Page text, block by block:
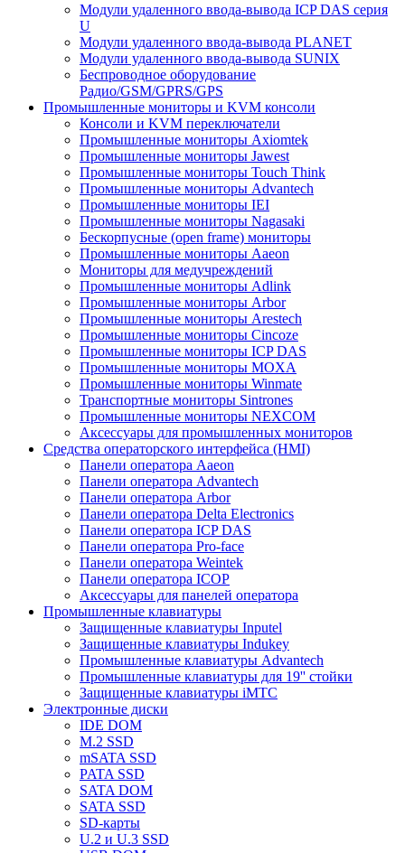
Модули удаленного ввода-вывода ICP DAS серия
U
Модули удаленного ввода-вывода PLANET
Модули удаленного ввода-вывода SUNIX
Беспроводное оборудование
Радио/GSM/GPRS/GPS
Промышленные мониторы и KVM консоли
Консоли и KVM переключатели
Промышленные мониторы Axiomtek
Промышленные мониторы Jawest
Промышленные мониторы Touch Think
Промышленные мониторы Advantech
Промышленные мониторы IEI
Промышленные мониторы Nagasaki
Бескорпусные (open frame) мониторы
Промышленные мониторы Aaeon
Мониторы для медучреждений
Промышленные мониторы Adlink
Промышленные мониторы Arbor
Промышленные мониторы Arestech
Промышленные мониторы Cincoze
Промышленные мониторы ICP DAS
Промышленные мониторы MOXA
Промышленные мониторы Winmate
Транспортные мониторы Sintrones
Промышленные мониторы NEXCOM
Аксессуары для промышленных мониторов
Средства операторского интерфейса (HMI)
Панели оператора Aaeon
Панели оператора Advantech
Панели оператора Arbor
Панели оператора Delta Electronics
Панели оператора ICP DAS
Панели оператора Pro-face
Панели оператора Weintek
Панели оператора ICOP
Аксессуары для панелей оператора
Промышленные клавиатуры
Защищенные клавиатуры Inputel
Защищенные клавиатуры Indukey
Промышленные клавиатуры Advantech
Промышленные клавиатуры для 19'' стойки
Защищенные клавиатуры iMTC
Электронные диски
IDE DOM
M.2 SSD
mSATA SSD
PATA SSD
SATA DOM
SATA SSD
SD-карты
U.2 и U.3 SSD